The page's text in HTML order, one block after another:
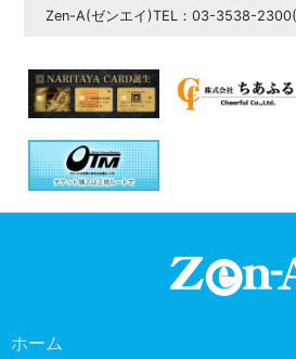
Zen-A(ゼンエイ)TEL：03-3538-
ホーム